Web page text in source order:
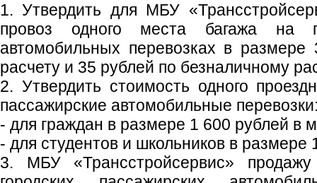
1. Утвердить для МБУ
провоз одного места багажа на
автомобильных перевозках в
расчету и 35 рублей по безналичному
2. Утвердить стоимость одного
пассажирские автомобильные
- для граждан в размере 1 600 рублей в
- для студентов и школьников в размере
3. МБУ «Трансстройсервис»